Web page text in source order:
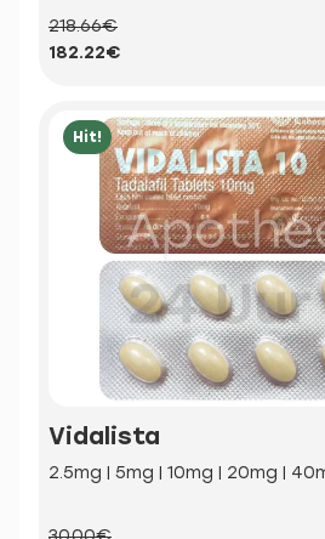
218.66€
182.22€
Hit!
Vidalista
2.5mg | 5mg | 10mg | 20mg |